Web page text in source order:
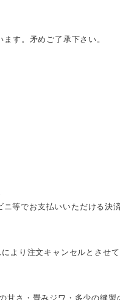
す。矛めご了承下さい。
等でお支払いいただける決
より注文キャンセルとさせ
甘さ・畳みジワ・多少の縫製